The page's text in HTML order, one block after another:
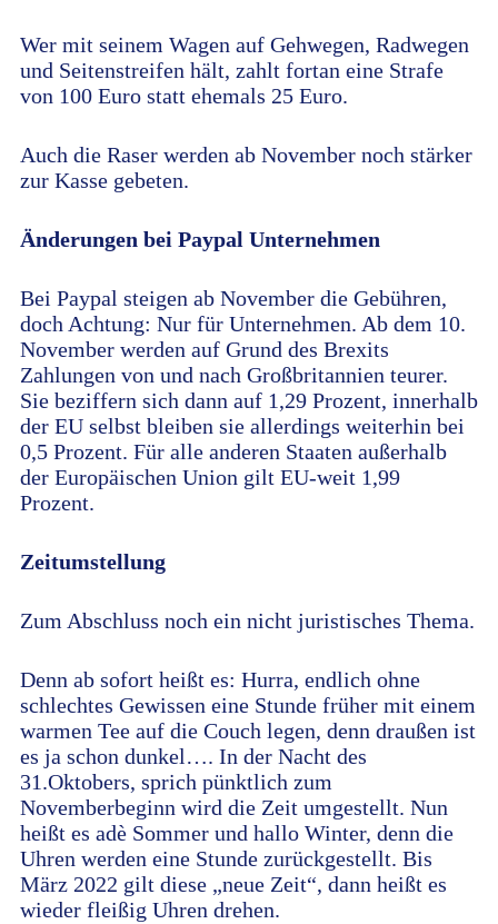
Wer mit seinem Wagen auf Gehwegen, Radwegen
und Seitenstreifen hält, zahlt fortan eine Strafe
von 100 Euro statt ehemals 25 Euro.
Auch die Raser werden ab November noch stärker
zur Kasse gebeten.
Änderungen bei Paypal Unternehmen
Bei Paypal steigen ab November die Gebühren,
doch Achtung: Nur für Unternehmen. Ab dem 10.
November werden auf Grund des Brexits
Zahlungen von und nach Großbritannien teurer.
Sie beziffern sich dann auf 1,29 Prozent, innerhalb
der EU selbst bleiben sie allerdings weiterhin bei
0,5 Prozent. Für alle anderen Staaten außerhalb
der Europäischen Union gilt EU-weit 1,99
Prozent.
Zeitumstellung
Zum Abschluss noch ein nicht juristisches Thema.
Denn ab sofort heißt es: Hurra, endlich ohne
schlechtes Gewissen eine Stunde früher mit einem
warmen Tee auf die Couch legen, denn draußen ist
es ja schon dunkel…. In der Nacht des
31.Oktobers, sprich pünktlich zum
Novemberbeginn wird die Zeit umgestellt. Nun
heißt es adè Sommer und hallo Winter, denn die
Uhren werden eine Stunde zurückgestellt. Bis
März 2022 gilt diese „neue Zeit“, dann heißt es
wieder fleißig Uhren drehen.